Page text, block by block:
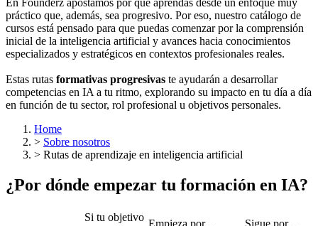
práctico que, además, sea progresivo. Por eso, nuestro catálogo de
cursos está pensado para que puedas comenzar por la comprensión
inicial de la inteligencia artificial y avances hacia conocimientos
especializados y estratégicos en contextos profesionales reales.
Estas rutas formativas progresivas te ayudarán a desarrollar
competencias en IA a tu ritmo, explorando su impacto en tu día a día
en función de tu sector, rol profesional u objetivos personales.
Home
> Sobre nosotros
> Rutas de aprendizaje en inteligencia artificial
¿Por dónde empezar tu formación en IA?
Si tu objetivo
Empieza por… Sigue por…